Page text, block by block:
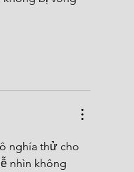
nghía thử cho
nhìn không